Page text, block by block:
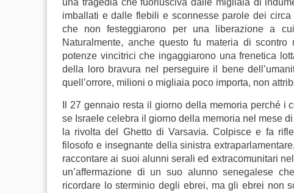
una tragedia che fuoriusciva dalle migliaia di
imballati e dalle flebili e sconnesse parole dei
che non festeggiarono per una liberazione a
Naturalmente, anche questo fu materia di
potenze vincitrici che ingaggiarono una frenetica
della loro bravura nel perseguire il bene
quell’orrore, milioni o migliaia poco importa, non
Il 27 gennaio resta il giorno della memoria perché
se Israele celebra il giorno della memoria nel mese
la rivolta del Ghetto di Varsavia. Colpisce e fa
filosofo e insegnante della sinistra
raccontare ai suoi alunni serali ed extracomunitari
un’affermazione di un suo alunno senegalese
ricordare lo sterminio degli ebrei, ma gli ebrei non